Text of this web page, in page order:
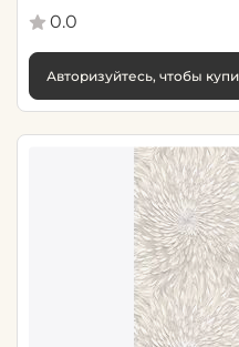
0.0
Авторизуйтесь, чтобы